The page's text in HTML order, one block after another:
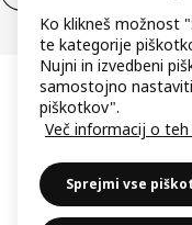
Ko klikneš možnost
te kategorije
Nujni in izvedbeni
samostojno
piškotkov".
Več informacij o
Sprejmi vse